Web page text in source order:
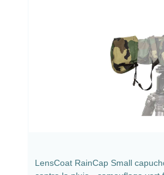
LensCoat RainCap Small